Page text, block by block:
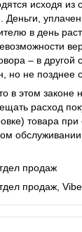
исходя из
Деньги,
в день
– в другой
но не позднее
в этом законе
расход
товара при
продаж
продаж,